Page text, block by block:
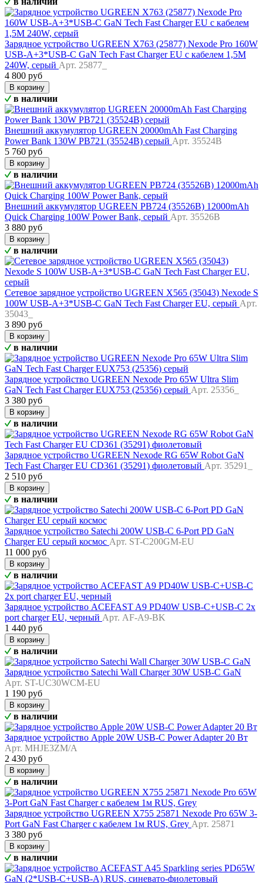
Зарядное устройство UGREEN X763 (25877) Nexode Pro 160W
USB-A+3*USB-C GaN Tech Fast Charger EU с кабелем 1,5M
240W, серый Арт. 25877_
4 800 руб
В корзину
в наличии
Внешний аккумулятор UGREEN 20000mAh Fast Charging
Power Bank 130W PB721 (35524B) серый Арт. 35524B
5 760 руб
В корзину
в наличии
Внешний аккумулятор UGREEN PB724 (35526B) 12000mAh
Quick Charging 100W Power Bank, серый Арт. 35526B
3 880 руб
В корзину
в наличии
Сетевое зарядное устройство UGREEN X565 (35043) Nexode S
100W USB-A+3*USB-C GaN Tech Fast Charger EU, серый Арт.
35043_
3 890 руб
В корзину
в наличии
Зарядное устройство UGREEN Nexode Pro 65W Ultra Slim
GaN Tech Fast Charger EUX753 (25356) серый Арт. 25356_
3 380 руб
В корзину
в наличии
Зарядное устройство UGREEN Nexode RG 65W Robot GaN
Tech Fast Charger EU CD361 (35291) фиолетовый Арт. 35291_
2 510 руб
В корзину
в наличии
Зарядное устройство Satechi 200W USB-C 6-Port PD GaN
Charger EU серый космос Арт. ST-C200GM-EU
11 000 руб
В корзину
в наличии
Зарядное устройство ACEFAST A9 PD40W USB-C+USB-C 2x
port charger EU, черный Арт. AF-A9-BK
1 440 руб
В корзину
в наличии
Зарядное устройство Satechi Wall Charger 30W USB-C GaN
Арт. ST-UC30WCM-EU
1 190 руб
В корзину
в наличии
Зарядное устройство Apple 20W USB-C Power Adapter 20 Вт
Арт. MHJE3ZM/A
2 430 руб
В корзину
в наличии
Зарядное устройство UGREEN X755 25871 Nexode Pro 65W 3-
Port GaN Fast Charger с кабелем 1м RUS, Grey Арт. 25871
3 380 руб
В корзину
в наличии